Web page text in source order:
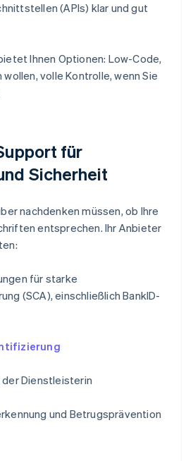
(APIs) klar und gut
Ihnen Optionen: Low-Code,
wollen, volle Kontrolle, wenn Sie
für
Sicherheit
nachdenken müssen, ob Ihre
entsprechen. Ihr Anbieter
für starke
(SCA), einschließlich BankID-
Dienstleisterin
und Betrugsprävention